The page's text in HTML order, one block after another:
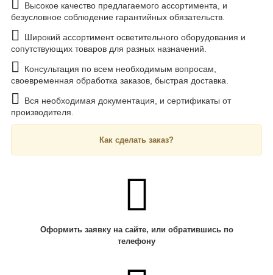
Высокое качество предлагаемого ассортимента, и
безусловное соблюдение гарантийных обязательств.
Широкий ассортимент осветительного оборудования и
сопутствующих товаров для разных назначений.
Консультация по всем необходимым вопросам,
своевременная обработка заказов, быстрая доставка.
Вся необходимая документация, и сертификаты от
производителя.
Как сделать заказ?
Оформить заявку на сайте, или обратившись по
телефону